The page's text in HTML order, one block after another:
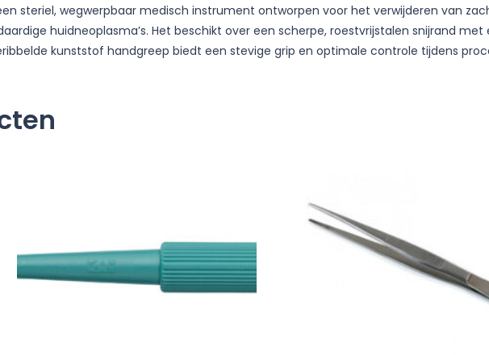
steriel, wegwerpbaar medisch instrument ontworpen voor het verwijderen van
huidneoplasma’s. Het beschikt over een scherpe, roestvrijstalen snijrand
kunststof handgreep biedt een stevige grip en optimale controle tijdens